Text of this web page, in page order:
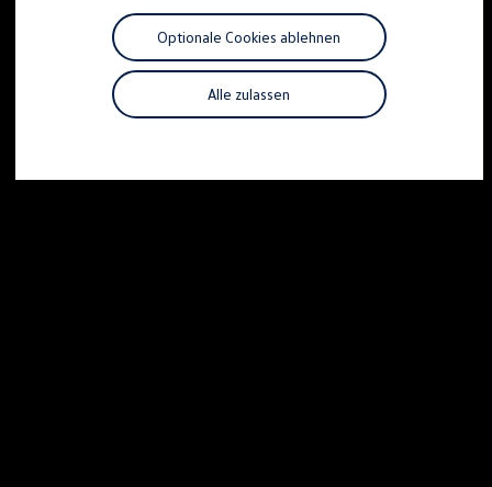
Motorenöl und Flüssigkeiten
Räder und Reifen
Pannen- und Unfallhilfe
Economy Service
Volkswagen Teile
Zubehör
Alle zulassen
Optionale Cookies ablehnen